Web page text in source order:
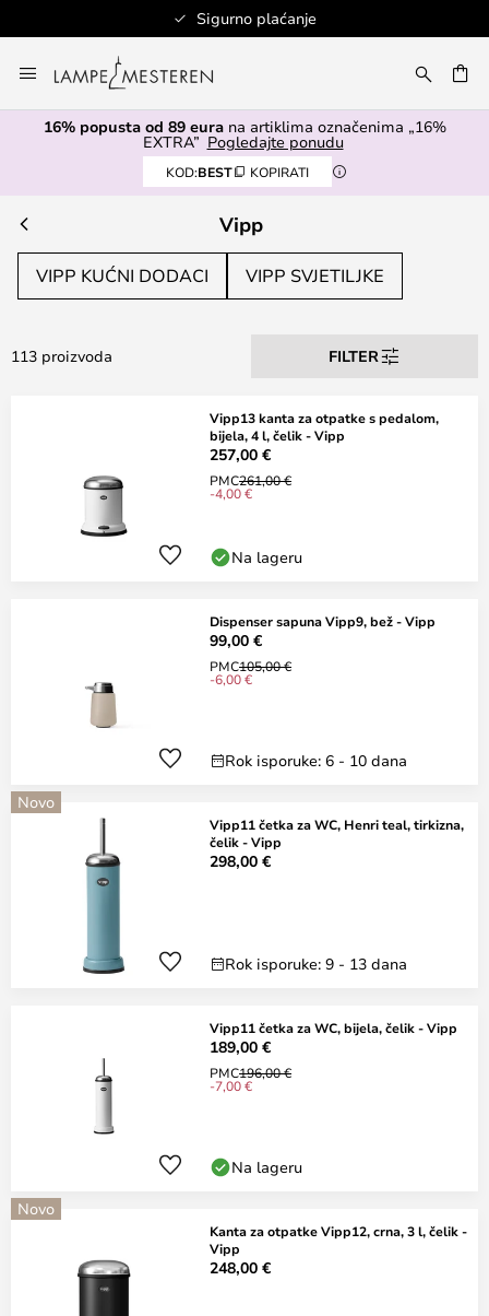
Sigurno plaćanje
to
Content
16% popusta od 89 eurana artiklima označenima „16%
EXTRA” Pogledajte ponudu
KOD:BEST KOPIRATI
Vipp
VIPP KUĆNI DODACI VIPP SVJETILJKE
113 proizvoda FILTER
Vipp13 kanta za otpatke s pedalom,
bijela, 4 l, čelik - Vipp
257,00 €
PMC261,00 €
-4,00 €
Na lageru
Dispenser sapuna Vipp9, bež - Vipp
99,00 €
PMC105,00 €
-6,00 €
Rok isporuke: 6 - 10 dana
Novo
Vipp11 četka za WC, Henri teal, tirkizna,
čelik - Vipp
298,00 €
Rok isporuke: 9 - 13 dana
Vipp11 četka za WC, bijela, čelik - Vipp
189,00 €
PMC196,00 €
-7,00 €
Na lageru
Novo
Kanta za otpatke Vipp12, crna, 3 l, čelik -
Vipp
248,00 €